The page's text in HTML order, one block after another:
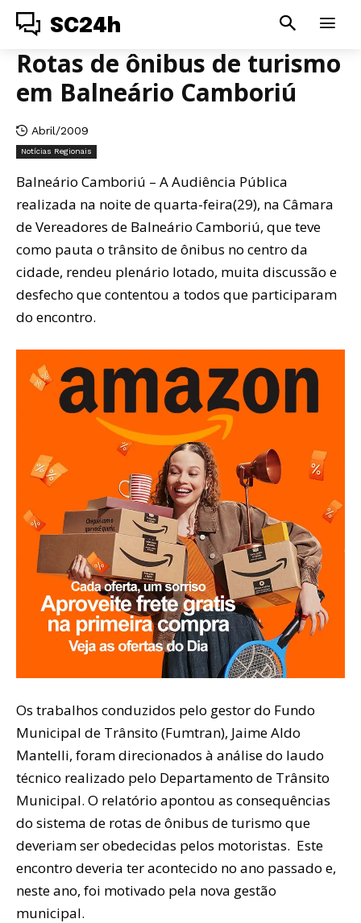
SC24h
Rotas de ônibus de turismo
em Balneário Camboriú
Abril/2009
Notícias Regionais
Balneário Camboriú – A Audiência Pública
realizada na noite de quarta-feira(29), na Câmara
de Vereadores de Balneário Camboriú, que teve
como pauta o trânsito de ônibus no centro da
cidade, rendeu plenário lotado, muita discussão e
desfecho que contentou a todos que participaram
do encontro.
Os trabalhos conduzidos pelo gestor do Fundo
Municipal de Trânsito (Fumtran), Jaime Aldo
Mantelli, foram direcionados à análise do laudo
técnico realizado pelo Departamento de Trânsito
Municipal. O relatório apontou as consequências
do sistema de rotas de ônibus de turismo que
deveriam ser obedecidas pelos motoristas. Este
encontro deveria ter acontecido no ano passado e,
neste ano, foi motivado pela nova gestão
municipal.